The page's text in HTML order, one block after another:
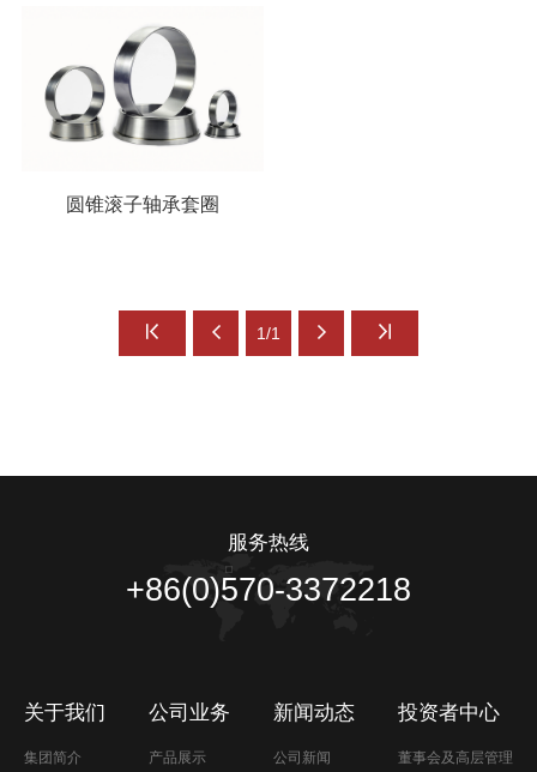
圆锥滚子轴承套圈
1/1
服务热线
+86(0)570-3372218
关于我们
集团简介
公司业务
产品展示
新闻动态
公司新闻
投资者中心
董事会及高层管理